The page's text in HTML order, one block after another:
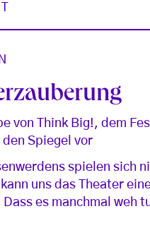
von Think Big!, dem
Spiegel vor
spielen sich
uns das Theater
es manchmal weh